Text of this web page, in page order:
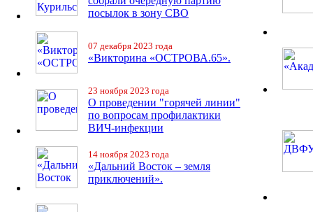
посылок в зону СВО
07 декабря 2023 года
«Викторина «ОСТРОВА.65».
23 ноября 2023 года
О проведении "горячей линии"
по вопросам профилактики
ВИЧ-инфекции
14 ноября 2023 года
«Дальний Восток – земля
приключений».